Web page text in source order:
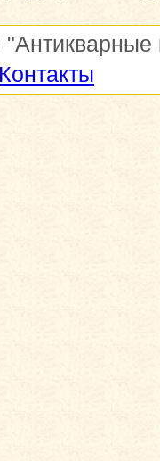
"Антикварные
Контакты